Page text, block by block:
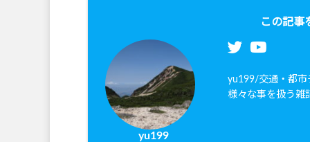
この記事
yu199
yu199/交通・都市
様々な事を扱う雑